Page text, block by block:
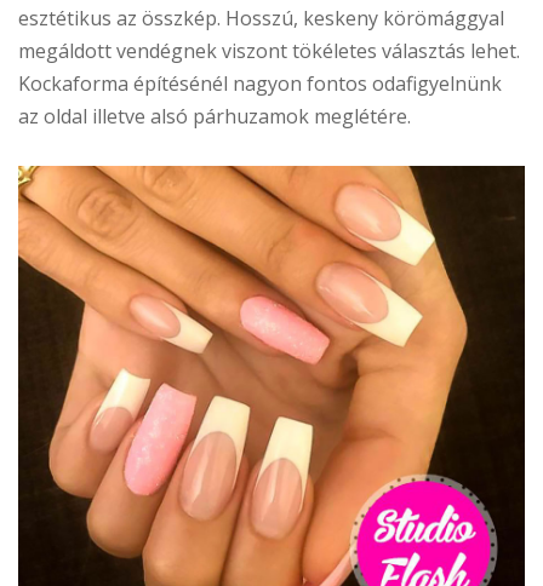
esztétikus az összkép. Hosszú, keskeny körömággyal
megáldott vendégnek viszont tökéletes választás lehet.
Kockaforma építésénél nagyon fontos odafigyelnünk
az oldal illetve alsó párhuzamok meglétére.